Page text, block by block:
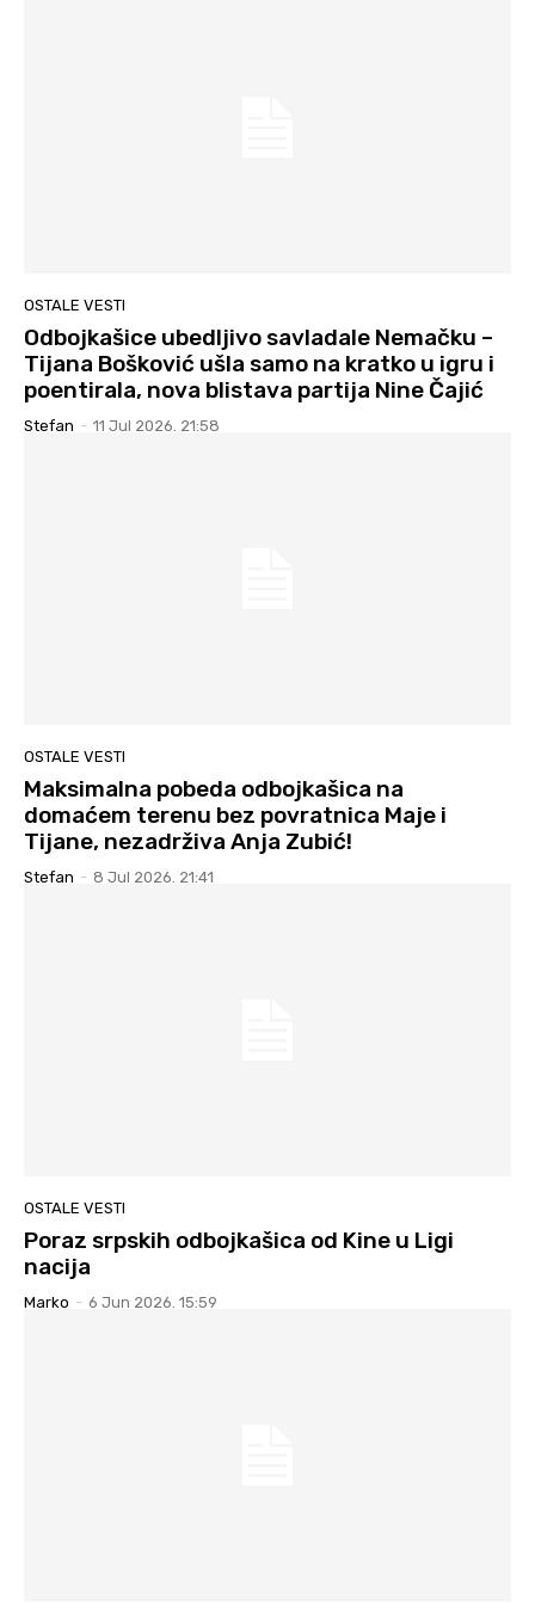
OSTALE VESTI
Odbojkašice ubedljivo savladale Nemačku –
Tijana Bošković ušla samo na kratko u igru i
poentirala, nova blistava partija Nine Čajić
Stefan - 11 Jul 2026. 21:58
OSTALE VESTI
Maksimalna pobeda odbojkašica na
domaćem terenu bez povratnica Maje i
Tijane, nezadrživa Anja Zubić!
Stefan - 8 Jul 2026. 21:41
OSTALE VESTI
Poraz srpskih odbojkašica od Kine u Ligi
nacija
Marko - 6 Jun 2026. 15:59